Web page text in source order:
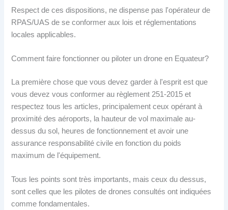
Respect de ces dispositions, ne dispense pas l'opérateur de
RPAS/UAS de se conformer aux lois et réglementations
locales applicables.
Comment faire fonctionner ou piloter un drone en Equateur?
La première chose que vous devez garder à l'esprit est que
vous devez vous conformer au règlement 251-2015 et
respectez tous les articles, principalement ceux opérant à
proximité des aéroports, la hauteur de vol maximale au-
dessus du sol, heures de fonctionnement et avoir une
assurance responsabilité civile en fonction du poids
maximum de l'équipement.
Tous les points sont très importants, mais ceux du dessus,
sont celles que les pilotes de drones consultés ont indiquées
comme fondamentales.